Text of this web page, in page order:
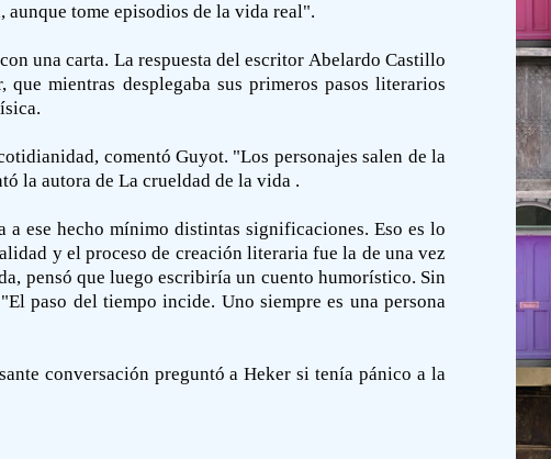
tome episodios de la vida real".
una carta. La respuesta del escritor Abelardo Castillo
mientras desplegaba sus primeros pasos literarios
comentó Guyot. "Los personajes salen de la
la autora de La crueldad de la vida .
ese hecho mínimo distintas significaciones. Eso es lo
y el proceso de creación literaria fue la de una vez
pensó que luego escribiría un cuento humorístico. Sin
paso del tiempo incide. Uno siempre es una persona
conversación preguntó a Heker si tenía pánico a la